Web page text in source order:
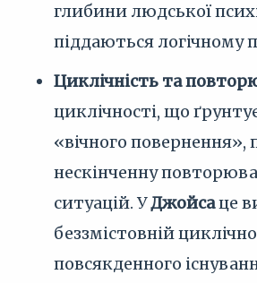
глибини людської
піддаються логічному
Циклічність та
циклічності, що
«вічного повернення»,
нескінченну
ситуацій. УДжойсаце
беззмістовній
повсякденного